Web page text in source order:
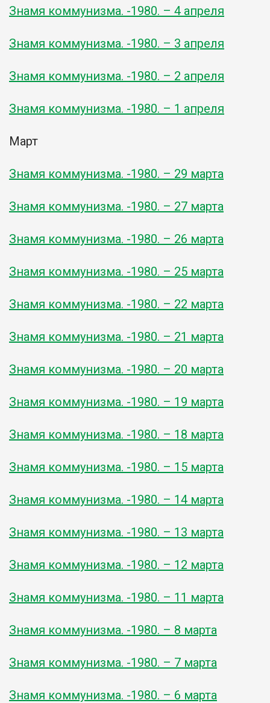
Знамя коммунизма. -1980. – 4 апреля
Знамя коммунизма. -1980. – 3 апреля
Знамя коммунизма. -1980. – 2 апреля
Знамя коммунизма. -1980. – 1 апреля
Март
Знамя коммунизма. -1980. – 29 марта
Знамя коммунизма. -1980. – 27 марта
Знамя коммунизма. -1980. – 26 марта
Знамя коммунизма. -1980. – 25 марта
Знамя коммунизма. -1980. – 22 марта
Знамя коммунизма. -1980. – 21 марта
Знамя коммунизма. -1980. – 20 марта
Знамя коммунизма. -1980. – 19 марта
Знамя коммунизма. -1980. – 18 марта
Знамя коммунизма. -1980. – 15 марта
Знамя коммунизма. -1980. – 14 марта
Знамя коммунизма. -1980. – 13 марта
Знамя коммунизма. -1980. – 12 марта
Знамя коммунизма. -1980. – 11 марта
Знамя коммунизма. -1980. – 8 марта
Знамя коммунизма. -1980. – 7 марта
Знамя коммунизма. -1980. – 6 марта